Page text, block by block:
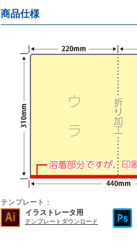
商品仕様
テンプレート：
イラストレータ用
テンプレートダウンロード